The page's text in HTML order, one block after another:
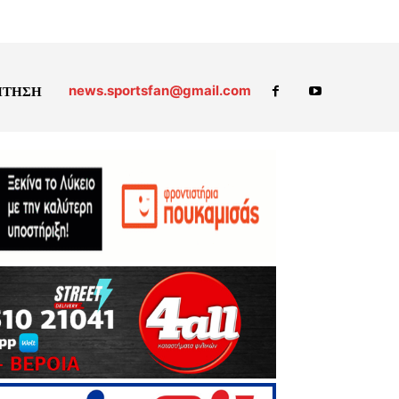
news.sportsfan@gmail.com